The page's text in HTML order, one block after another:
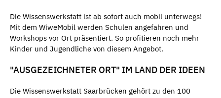
Die Wissenswerkstatt ist ab sofort auch mobil unterwegs!
Mit dem WiweMobil werden Schulen angefahren und
Workshops vor Ort präsentiert. So profitieren noch mehr
Kinder und Jugendliche von diesem Angebot.
"AUSGEZEICHNETER ORT" IM LAND DER IDEEN
Die Wissenswerkstatt Saarbrücken gehört zu den 100